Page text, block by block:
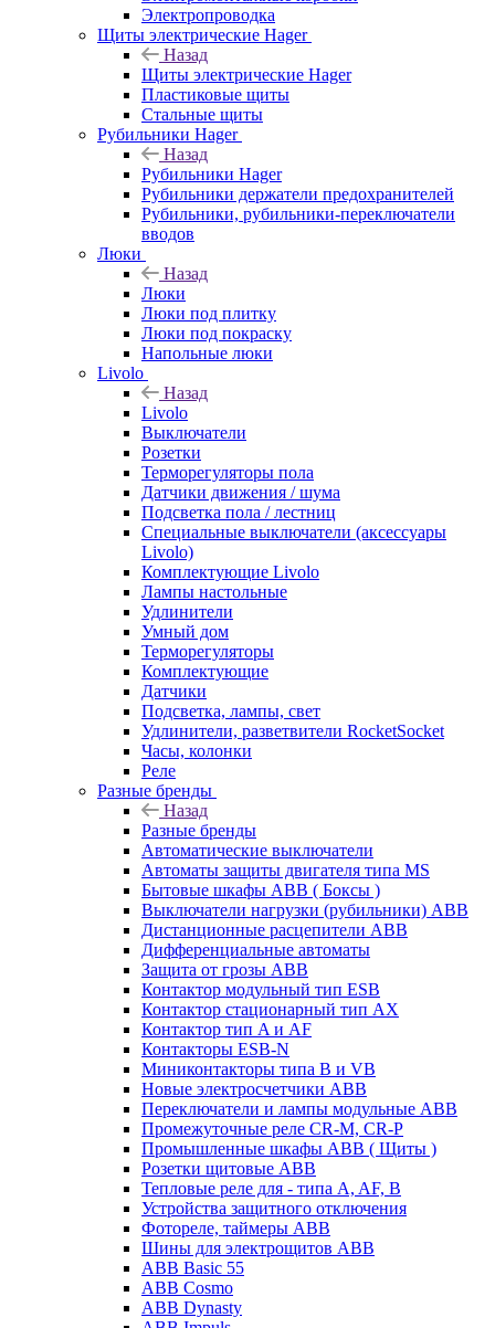
Электропроводка
Щиты электрические Hager
Назад
Щиты электрические Hager
Пластиковые щиты
Стальные щиты
Рубильники Hager
Назад
Рубильники Hager
Рубильники держатели предохранителей
Рубильники, рубильники-переключатели
вводов
Люки
Назад
Люки
Люки под плитку
Люки под покраску
Напольные люки
Livolo
Назад
Livolo
Выключатели
Розетки
Терморегуляторы пола
Датчики движения / шума
Подсветка пола / лестниц
Специальные выключатели (аксессуары
Livolo)
Комплектующие Livolo
Лампы настольные
Удлинители
Умный дом
Терморегуляторы
Комплектующие
Датчики
Подсветка, лампы, свет
Удлинители, разветвители RocketSocket
Часы, колонки
Реле
Разные бренды
Назад
Разные бренды
Автоматические выключатели
Автоматы защиты двигателя типа MS
Бытовые шкафы ABB ( Боксы )
Выключатели нагрузки (рубильники) ABB
Дистанционные расцепители ABB
Дифференциальные автоматы
Защита от грозы ABB
Контактор модульный тип ESB
Контактор стационарный тип AX
Контактор тип A и AF
Контакторы ESB-N
Миниконтакторы типа B и VB
Новые электросчетчики ABB
Переключатели и лампы модульные ABB
Промежуточные реле CR-M, CR-P
Промышленные шкафы ABB ( Щиты )
Розетки щитовые ABB
Тепловые реле для - типа A, AF, B
Устройства защитного отключения
Фотореле, таймеры ABB
Шины для электрощитов АВВ
ABB Basic 55
ABB Cosmo
ABB Dynasty